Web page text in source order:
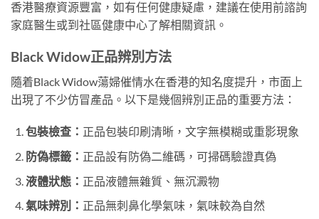
香港醫療資源豐富，如有任何健康疑慮，建議在使用前諮詢
家庭醫生或到社區健康中心了解相關資訊。
Black Widow正品辨別方法
隨着Black Widow蕩婦催情水在香港的知名度提升，市面上
出現了不少仿冒產品。以下是幾個辨別正品的重要方法：
包裝檢查： 正品包裝印刷清晰，文字無模糊或重影現象
防偽標籤： 正品設有防偽二維碼，可掃碼驗證真偽
液體狀態： 正品液體無雜質、無沉澱物
氣味辨別： 正品無刺鼻化學氣味，氣味較為自然